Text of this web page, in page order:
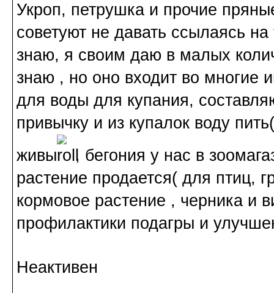
Укроп, петрушка и прочие
советуют не давать ссылаясь
знаю, я своим даю в малых
знаю , но оно входит во многие
для воды для купания,
привычку и из купалок воду
живы
, бегония у нас в
растение продается( для птиц,
кормовое растение , черника и
профилактики подагры и
Неактивен